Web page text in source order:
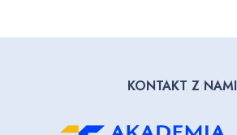
KONTAKT Z NAMI